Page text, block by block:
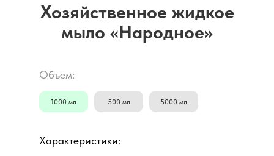
Характеристики:
Хозяйственное жидкое
мыло «Народное»
Объем:
5000 мл
500 мл
1000 мл